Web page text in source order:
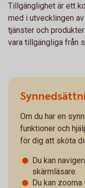
Tillgänglighet är ett
med i utvecklingen
tjänster och
vara tillgängliga från
Om du har en
funktioner och
för dig att sköta
Du kan
skärmläsare.
Du kan